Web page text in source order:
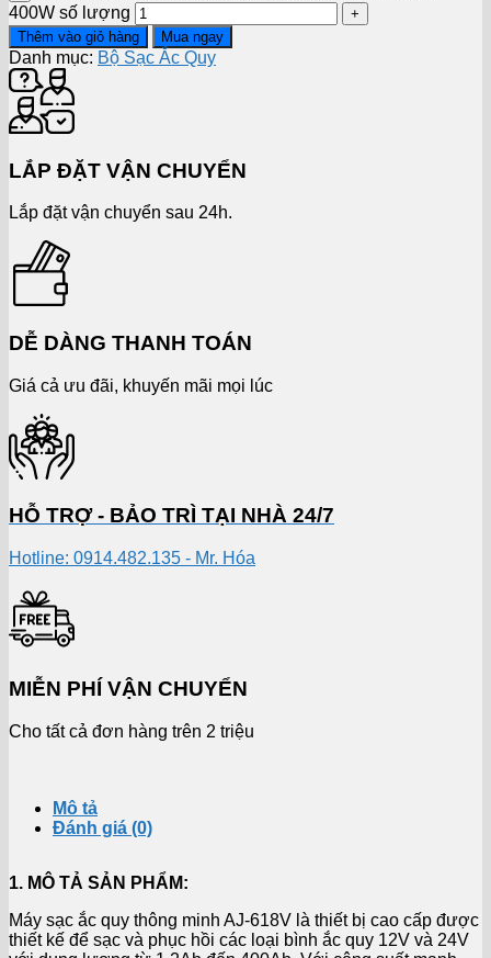
400W số lượng
Thêm vào giỏ hàng Mua ngay
Danh mục: Bộ Sạc Ắc Quy
LẮP ĐẶT VẬN CHUYỂN
Lắp đặt vận chuyển sau 24h.
DỄ DÀNG THANH TOÁN
Giá cả ưu đãi, khuyến mãi mọi lúc
HỖ TRỢ - BẢO TRÌ TẠI NHÀ 24/7
Hotline: 0914.482.135 - Mr. Hóa
MIỄN PHÍ VẬN CHUYỂN
Cho tất cả đơn hàng trên 2 triệu
Mô tả
Đánh giá (0)
1. MÔ TẢ SẢN PHẨM:
Máy sạc ắc quy thông minh AJ-618V là thiết bị cao cấp được
thiết kế để sạc và phục hồi các loại bình ắc quy 12V và 24V